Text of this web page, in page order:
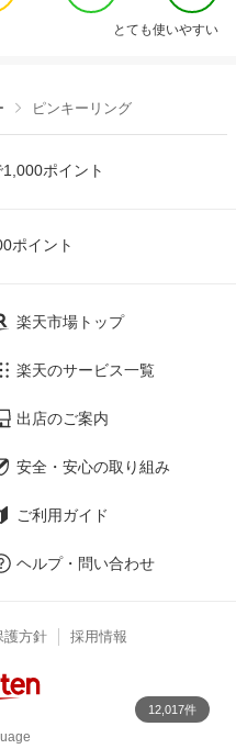
とても使いやすい
ピンキーリング
ポイント
ポイント
楽天市場トップ
楽天のサービス一覧
出店のご案内
安全・安心の取り組み
ご利用ガイド
ヘルプ・問い合わせ
護方針 採用情報
12,017件